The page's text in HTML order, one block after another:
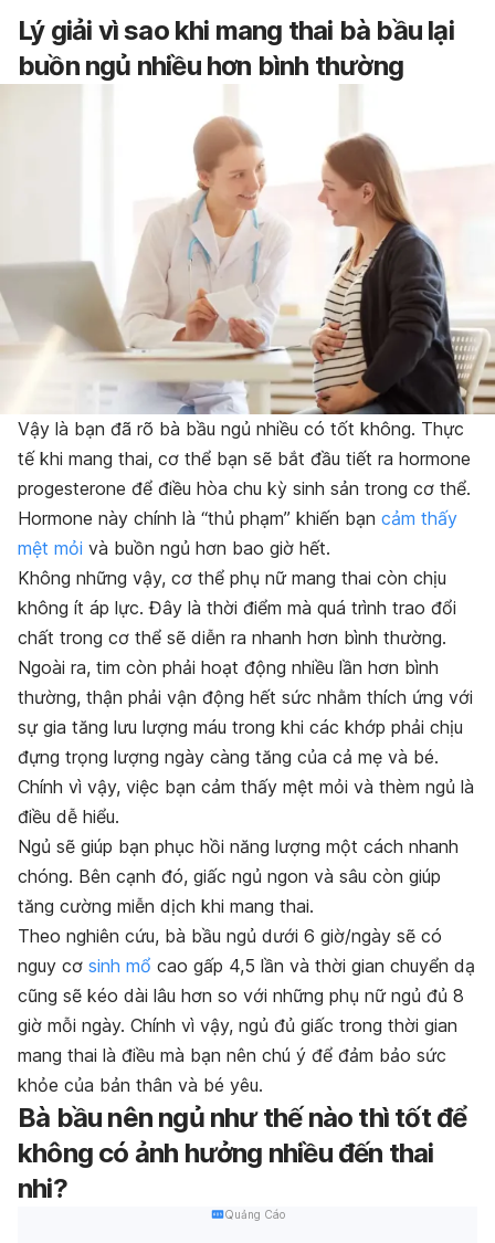
Lý giải vì sao khi mang thai bà bầu lại
buồn ngủ nhiều hơn bình thường
Vậy là bạn đã rõ bà bầu ngủ nhiều có tốt không. Thực
tế khi mang thai, cơ thể bạn sẽ bắt đầu tiết ra hormone
progesterone để điều hòa chu kỳ sinh sản trong cơ thể.
Hormone này chính là “thủ phạm” khiến bạn cảm thấy
mệt mỏi và buồn ngủ hơn bao giờ hết.
Không những vậy, cơ thể phụ nữ mang thai còn chịu
không ít áp lực. Đây là thời điểm mà quá trình trao đổi
chất trong cơ thể sẽ diễn ra nhanh hơn bình thường.
Ngoài ra, tim còn phải hoạt động nhiều lần hơn bình
thường, thận phải vận động hết sức nhằm thích ứng với
sự gia tăng lưu lượng máu trong khi các khớp phải chịu
đựng trọng lượng ngày càng tăng của cả mẹ và bé.
Chính vì vậy, việc bạn cảm thấy mệt mỏi và thèm ngủ là
điều dễ hiểu.
Ngủ sẽ giúp bạn phục hồi năng lượng một cách nhanh
chóng. Bên cạnh đó, giấc ngủ ngon và sâu còn giúp
tăng cường miễn dịch khi mang thai.
Theo nghiên cứu, bà bầu ngủ dưới 6 giờ/ngày sẽ có
nguy cơ sinh mổ cao gấp 4,5 lần và thời gian chuyển dạ
cũng sẽ kéo dài lâu hơn so với những phụ nữ ngủ đủ 8
giờ mỗi ngày. Chính vì vậy, ngủ đủ giấc trong thời gian
mang thai là điều mà bạn nên chú ý để đảm bảo sức
khỏe của bản thân và bé yêu.
Bà bầu nên ngủ như thế nào thì tốt để
không có ảnh hưởng nhiều đến thai
nhi?
Quảng Cáo